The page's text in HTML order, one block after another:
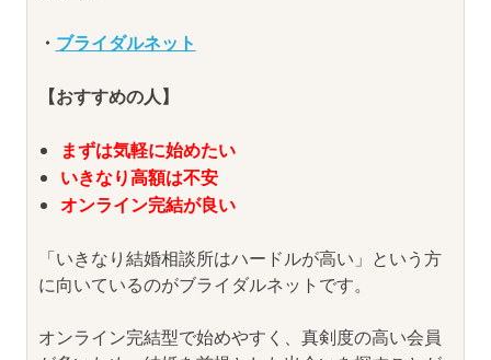
・ ブライダルネット
【おすすめの人】
まずは気軽に始めたい
いきなり高額は不安
オンライン完結が良い
「いきなり結婚相談所はハードルが高い」という方
に向いているのがブライダルネットです。
オンライン完結型で始めやすく、真剣度の高い会員